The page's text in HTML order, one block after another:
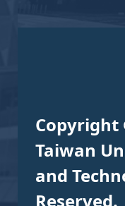
Copyright
Taiwan
and
Reserved.